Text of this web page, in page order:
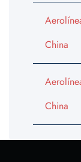
China
China